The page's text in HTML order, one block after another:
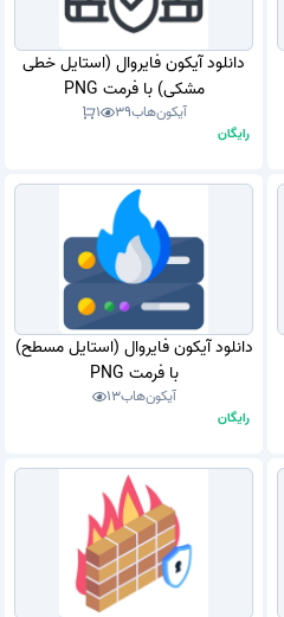
دانلود آیکون فایروال (استایل خطی
مشکی) با فرمت PNG
آیکون‌هاب39
1
رایگان
دانلود آیکون فایروال (استایل مسطح)
با فرمت PNG
آیکون‌هاب13
رایگان